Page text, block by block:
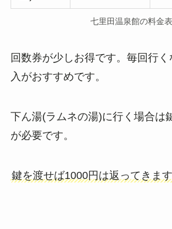
七里田温泉館の料金表
回数券が少しお得です。毎回行
入がおすすめです。
下ん湯(ラムネの湯)に行く場合は
が必要です。
鍵を渡せば1000円は返ってきます